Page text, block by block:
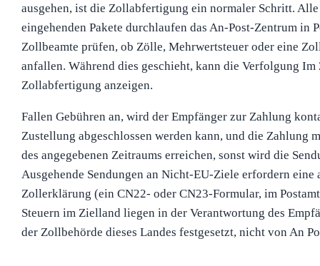
ausgehen, ist die Zollabfertigung ein normaler Schritt.
eingehenden Pakete durchlaufen das An-Post-Zentrum in
Zollbeamte prüfen, ob Zölle, Mehrwertsteuer oder eine
anfallen. Während dies geschieht, kann die Verfolgung Im
Zollabfertigung anzeigen.
Fallen Gebühren an, wird der Empfänger zur Zahlung
Zustellung abgeschlossen werden kann, und die Zahlung
des angegebenen Zeitraums erreichen, sonst wird die
Ausgehende Sendungen an Nicht-EU-Ziele erfordern eine
Zollerklärung (ein CN22- oder CN23-Formular, im
Steuern im Zielland liegen in der Verantwortung des
der Zollbehörde dieses Landes festgesetzt, nicht von An